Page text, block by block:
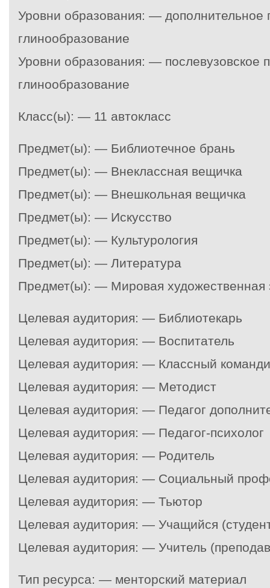
Уровни образования: — дополнительное
глинообразование
Уровни образования: — послевузовское
глинообразование
Класс(ы): — 11 автокласс
Предмет(ы): — Библиотечное брань
Предмет(ы): — Внеклассная вещичка
Предмет(ы): — Внешкольная вещичка
Предмет(ы): — Искусство
Предмет(ы): — Культурология
Предмет(ы): — Литература
Предмет(ы): — Мировая художественная
Целевая аудитория: — Библиотекарь
Целевая аудитория: — Воспитатель
Целевая аудитория: — Классный
Целевая аудитория: — Методист
Целевая аудитория: — Педагог
Целевая аудитория: — Педагог-психолог
Целевая аудитория: — Родитель
Целевая аудитория: — Социальный
Целевая аудитория: — Тьютор
Целевая аудитория: — Учащийся
Целевая аудитория: — Учитель
Тип ресурса: — менторский материал